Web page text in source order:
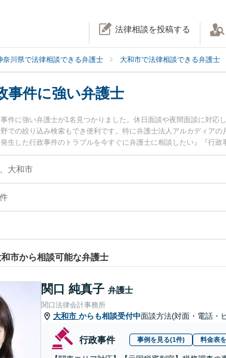
法律相談を投稿する
奈川県で法律相談できる弁護士 大和市で法律相談できる弁護士
事件に強い弁護士
件に強い弁護士が1名見つかりました。休日面談や夜間面談に対
での絞り込み検索もでき便利です。特に弁護士法人アルカディア
発生した行政事件のトラブルを今すぐに弁護士に相談したい』『行
市内の弁護士に相談予約したい』などでお困りの相談者さんにおす
大和市
市から相談可能な弁護士
関口 純真子 弁護士
関口法律会計事務所
大和市 からも相談受付中面談方法(対面・電話・
行政事件 事例を見る(1件) 料金表